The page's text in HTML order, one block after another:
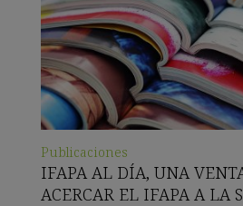
Publicaciones
IFAPA AL DÍA, UNA
ACERCAR EL IFAPA A LA